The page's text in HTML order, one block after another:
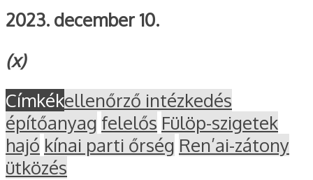
2023. december 10.
(x)
Címkékellenőrző intézkedés
építőanyag felelős Fülöp-szigetek
hajó kínai parti őrség Ren’ai-zátony
ütközés